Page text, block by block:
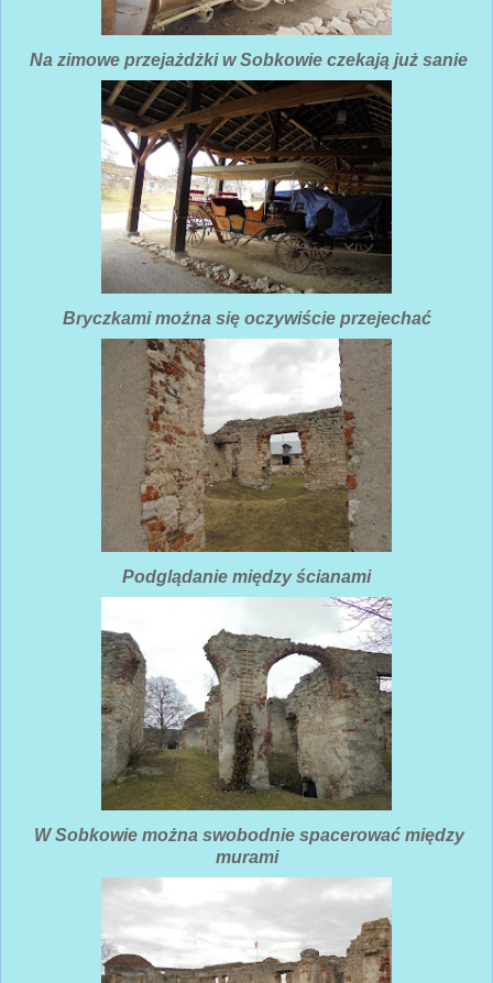
Na zimowe przejażdżki w Sobkowie czekają już sanie
Bryczkami można się oczywiście przejechać
Podglądanie między ścianami
W Sobkowie można swobodnie spacerować między
murami